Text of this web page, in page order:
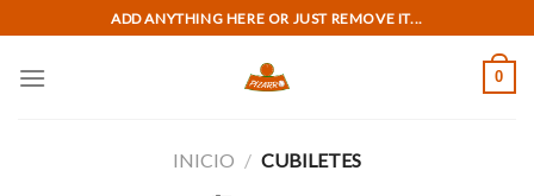
to
content
ADD ANYTHING HERE OR JUST REMOVE IT...
0
INICIO / CUBILETES